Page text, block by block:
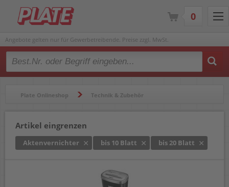
Angebote gelten nur für Gewerbetreibende. Preise zzgl. MwSt.
Type 2 or more characters for results.
Plate Onlineshop Technik & Zubehör
Artikel eingrenzen
Aktenvernichter bis 10 Blatt bis 20 Blatt
0